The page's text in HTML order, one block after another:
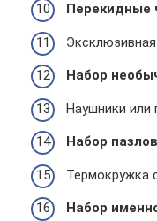
Перекидные
Набор
Наушники или
Набор
Термокружка
Набор